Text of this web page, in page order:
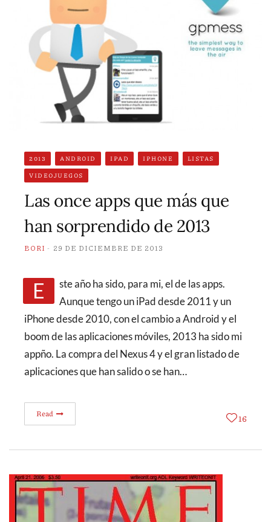
2013 ANDROID IPAD IPHONE LISTAS
VIDEOJUEGOS
Las once apps que más que
han sorprendido de 2013
BORI 29 DE DICIEMBRE DE 2013
Este año ha sido, para mi, el de las apps.
Aunque tengo un iPad desde 2011 y un
iPhone desde 2010, con el cambio a Android y el
boom de las aplicaciones móviles, 2013 ha sido mi
appño. La compra del Nexus 4 y el gran listado de
aplicaciones que han salido o se han…
Read 16